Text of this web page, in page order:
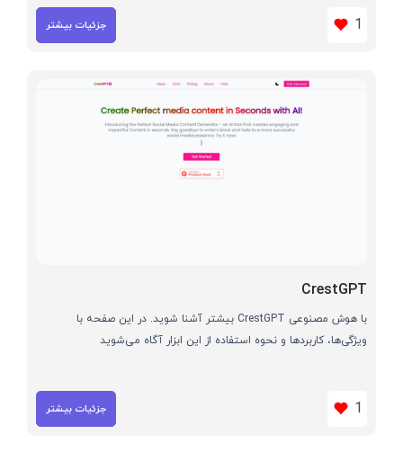
1 جزئیات بیشتر
CrestGPT
با هوش مصنوعی CrestGPT بیشتر آشنا شوید. در این صفحه با
ویژگی‌ها، کاربردها و نحوه استفاده از این ابزار آگاه می‌شوید
1 جزئیات بیشتر